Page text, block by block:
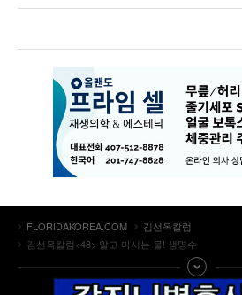
FLORIDAKOREA.COM
김선옥칼럼
김선옥칼럼<48> 알고 마시는 물! 생명수